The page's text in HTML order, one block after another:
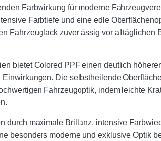
Farbwirkung für moderne
Farbtiefe und eine edle
Fahrzeuglack zuverlässig vor alltäglichen
bietet Colored PPF einen deutlich
Die selbstheilende
Fahrzeugoptik, indem leichte
durch maximale Brillanz, intensive
besonders moderne und exklusive Optik